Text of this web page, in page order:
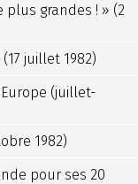
grandes ! » (2
juillet 1982)
(juillet-
1982)
pour ses 20